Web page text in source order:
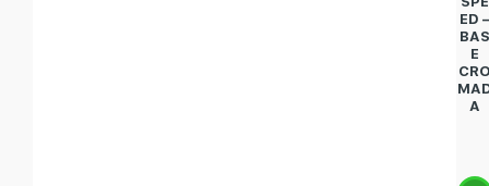
ED –
BAS
E
A